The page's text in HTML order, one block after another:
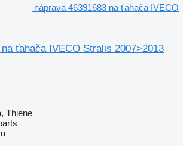
náprava 46391683 na ťahača IVECO
ťahača IVECO Stralis 2007>2013
Thiene